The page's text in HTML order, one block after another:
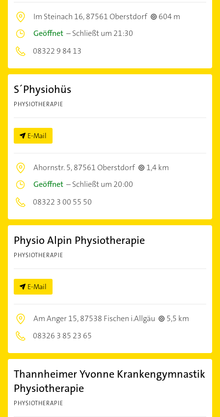
Im Steinach 16,87561 Oberstdorf
604 m
Geöffnet –Schließt um 21:30
08322 9 84 13
S´Physiohüs
PHYSIOTHERAPIE
E-Mail
Ahornstr. 5,87561 Oberstdorf
1,4 km
Geöffnet –Schließt um 20:00
08322 3 00 55 50
Physio Alpin Physiotherapie
PHYSIOTHERAPIE
E-Mail
Am Anger 15,87538 Fischen i.Allgäu
5,5 km
08326 3 85 23 65
Thannheimer Yvonne Krankengymnastik
Physiotherapie
PHYSIOTHERAPIE